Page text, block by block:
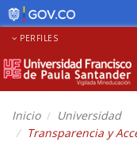
PERFILES
Inicio
Universidad
Transparencia y